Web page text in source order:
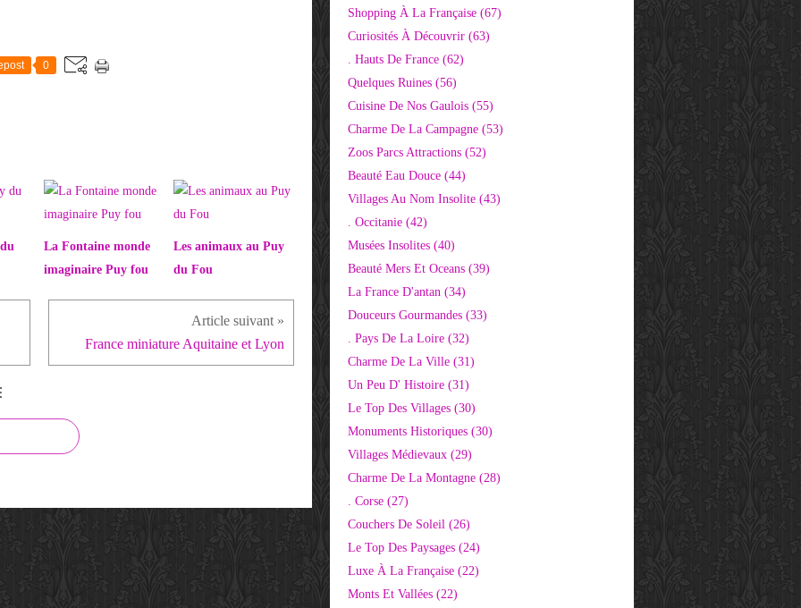
0
La Fontaine monde
imaginaire Puy fou
Les animaux au Puy
du Fou
France miniature Aquitaine et Lyon
Shopping À La Française (67)
Curiosités À Découvrir (63)
. Hauts De France (62)
Quelques Ruines (56)
Cuisine De Nos Gaulois (55)
Charme De La Campagne (53)
Zoos Parcs Attractions (52)
Beauté Eau Douce (44)
Villages Au Nom Insolite (43)
. Occitanie (42)
Musées Insolites (40)
Beauté Mers Et Oceans (39)
La France D'antan (34)
Douceurs Gourmandes (33)
. Pays De La Loire (32)
Charme De La Ville (31)
Un Peu D' Histoire (31)
Le Top Des Villages (30)
Monuments Historiques (30)
Villages Médievaux (29)
Charme De La Montagne (28)
. Corse (27)
Couchers De Soleil (26)
Le Top Des Paysages (24)
Luxe À La Française (22)
Monts Et Vallées (22)